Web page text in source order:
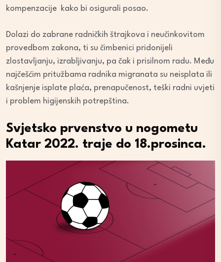
kompenzacije kako bi osigurali posao.
Dolazi do zabrane radničkih štrajkova i neučinkovitom
provedbom zakona, ti su čimbenici pridonijeli
zlostavljanju, izrabljivanju, pa čak i prisilnom radu. Među
najčešćim pritužbama radnika migranata su neisplata ili
kašnjenje isplate plaća, prenapučenost, teški radni uvjeti
i problem higijenskih potrepština.
Svjetsko prvenstvo u nogometu
Katar 2022. traje do 18.prosinca.